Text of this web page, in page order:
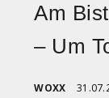
Am
– Um
WOXX